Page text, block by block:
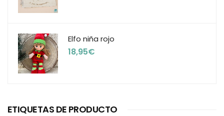
Elfo niña rojo
18,95€
ETIQUETAS DE PRODUCTO